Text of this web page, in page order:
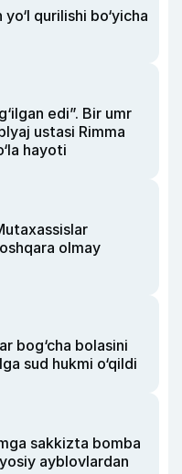
qurilishi bo‘yicha
edi”. Bir umr
ustasi Rimma
hayoti
olmay
bog‘cha bolasini
sud hukmi o‘qildi
sakkizta bomba
ayblovlardan